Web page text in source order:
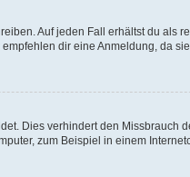
Auf jeden Fall erhältst du als
dir eine Anmeldung, da
Dies verhindert den Missbrauch
zum Beispiel in einem